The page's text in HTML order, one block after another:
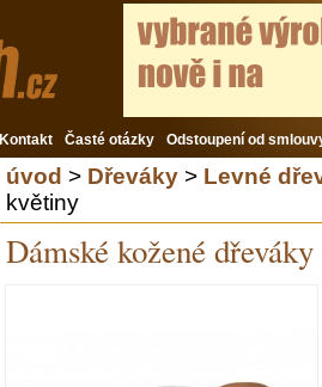
Kontakt Časté otázky Odstoupení od
úvod > Dřeváky > Levné
květiny
Dámské kožené dřeváky